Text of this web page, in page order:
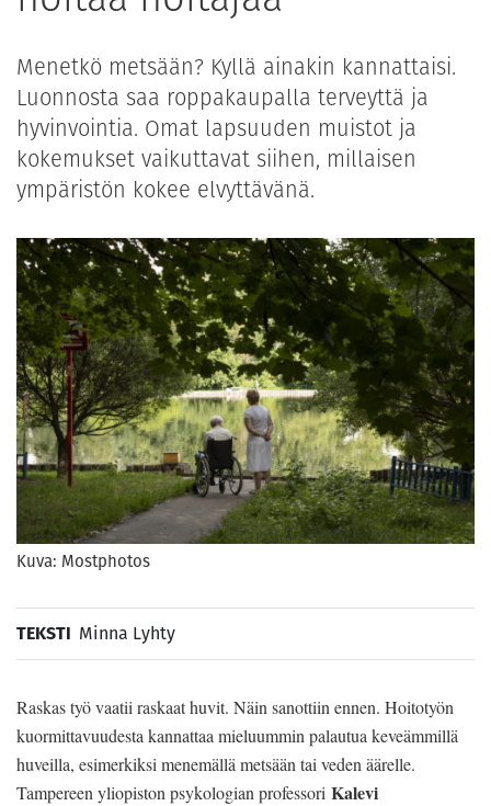
Menetkö metsään? Kyllä ainakin kannattaisi.
Luonnosta saa roppakaupalla terveyttä ja
hyvinvointia. Omat lapsuuden muistot ja
kokemukset vaikuttavat siihen, millaisen
ympäristön kokee elvyttävänä.
Kuva: Mostphotos
TEKSTI Minna Lyhty
Raskas työ vaatii raskaat huvit. Näin sanottiin ennen. Hoitotyön
kuormittavuudesta kannattaa mieluummin palautua keveämmillä
huveilla, esimerkiksi menemällä metsään tai veden äärelle.
Tampereen yliopiston psykologian professori Kalevi